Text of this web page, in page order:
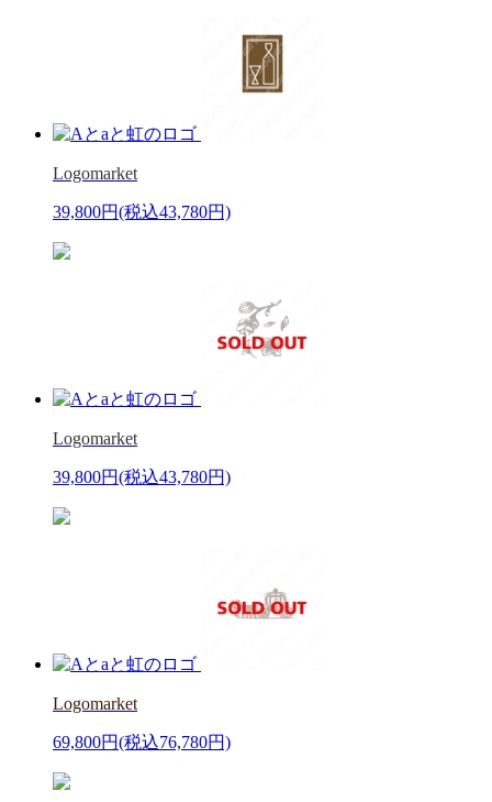
Logomarket
39,800円(税込43,780円)
Logomarket
39,800円(税込43,780円)
Logomarket
69,800円(税込76,780円)